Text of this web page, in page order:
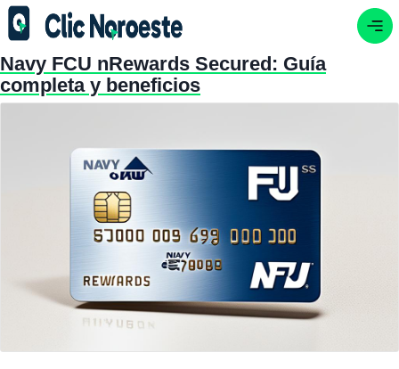
Navy FCU nRewards Secured: Guía
completa y beneficios